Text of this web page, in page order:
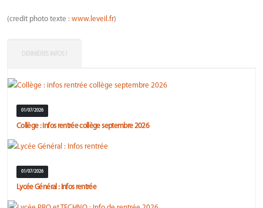
(credit photo texte : www.leveil.fr)
DERNIÈRES INFOS !
01/07/2026
Collège : infos rentrée collège septembre 2026
01/07/2026
Lycée Général : Infos rentrée